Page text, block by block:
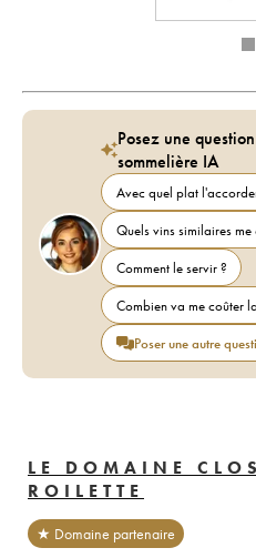
Posez une
sommelière IA
Avec quel plat
Quels vins similaires me
Comment le servir ?
Combien va me coûter
Poser une autre
LE DOMAINE
ROILETTE
★ Domaine partenaire